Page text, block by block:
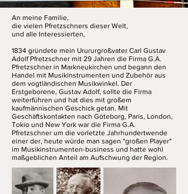
An meine Familie,
die vielen Pfretzschners dieser Welt,
und alle Interessierten,
1834 gründete mein Urururgroßvater Carl Gustav
Adolf Pfretzschner mit 29 Jahren die Firma G.A.
Pfretzschner in Markneukirchen und begann den
Handel mit Musikinstrumenten und Zubehör aus
dem vogtländischen Musikwinkel. Der
Erstgeborene, Gustav Adolf, sollte die Firma
weiterführen und hat dies mit großem
kaufmännischen Geschick getan. Mit
Geschäftskontakten nach Göteborg, Paris, London,
Tokio und New York war die Firma G.A.
Pfretzschner um die vorletzte Jahrhundertwende
einer der, heute würde man sagen "großen Player"
im Musikinstrumenten-business und hatte wohl
maßgeblichen Anteil am Aufschwung der Region.